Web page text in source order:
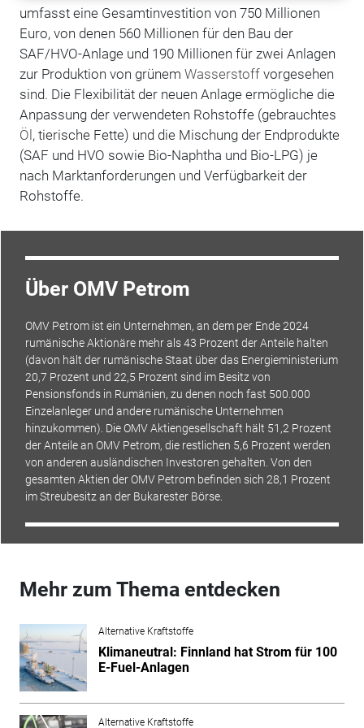
umfasst eine Gesamtinvestition von 750 Millionen
Euro, von denen 560 Millionen für den Bau der
SAF/HVO-Anlage und 190 Millionen für zwei Anlagen
zur Produktion von grünem Wasserstoffvorgesehen
sind. Die Flexibilität der neuen Anlage ermögliche die
Anpassung der verwendeten Rohstoffe (gebrauchtes
Öl, tierische Fette) und die Mischung der Endprodukte
(SAF und HVO sowie Bio-Naphtha und Bio-LPG) je
nach Marktanforderungen und Verfügbarkeit der
Rohstoffe.
Über OMV Petrom
OMV Petrom ist ein Unternehmen, an dem per Ende 2024
rumänische Aktionäre mehr als 43 Prozent der Anteile halten
(davon hält der rumänische Staat über das Energieministerium
20,7 Prozent und 22,5 Prozent sind im Besitz von
Pensionsfonds in Rumänien, zu denen noch fast 500.000
Einzelanleger und andere rumänische Unternehmen
hinzukommen). Die OMV Aktiengesellschaft hält 51,2 Prozent
der Anteile an OMV Petrom, die restlichen 5,6 Prozent werden
von anderen ausländischen Investoren gehalten. Von den
gesamten Aktien der OMV Petrom befinden sich 28,1 Prozent
im Streubesitz an der Bukarester Börse.
Mehr zum Thema entdecken
Alternative Kraftstoffe
Klimaneutral: Finnland hat Strom für 100
E-Fuel-Anlagen
Alternative Kraftstoffe